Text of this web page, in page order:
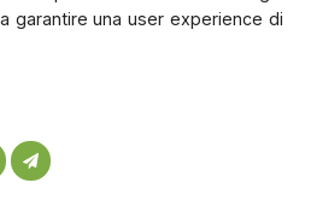
garantire una user experience di